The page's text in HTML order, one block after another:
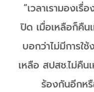
“เวลาเรามองเ
ปิด เมื่อเหลือก็คืน
บอกว่าไม่มีการใ
เหลือ สปสช.ไม่คืน
ร้องกันอีกหรื